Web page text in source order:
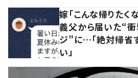
嫁「こんな帰りたく
義父から届いた“衝
ジ”に…「絶対帰省
い」